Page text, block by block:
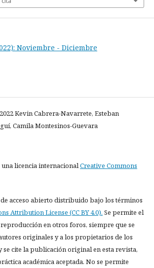
Noviembre - Diciembre
Kevin Cabrera-Navarrete, Esteban
Camila Montesinos-Guevara
una licencia internacionalCreative Commons
de acceso abierto distribuido bajo los términos
Attribution License (CC BY 4.0). Se permite el
en otros foros, siempre que se
originales y a los propietarios de los
se cite la publicación original en esta revista,
académica aceptada. No se permite